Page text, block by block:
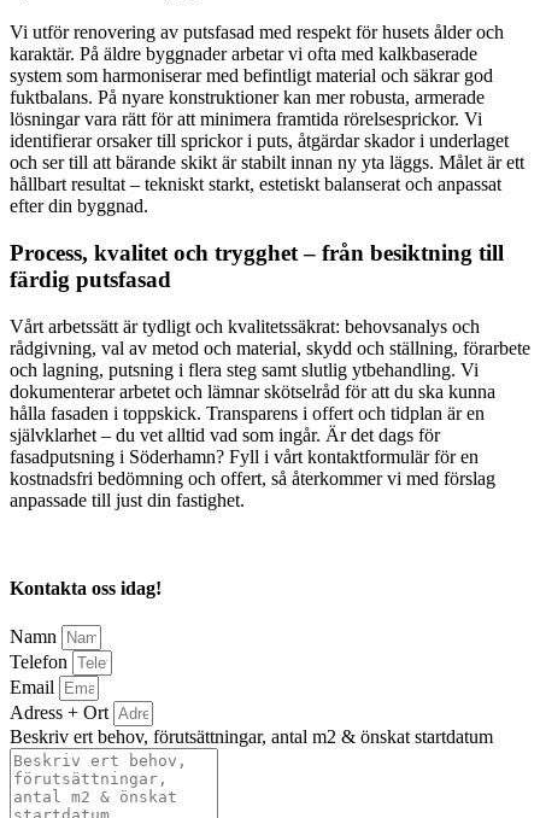
Vi utför renovering av putsfasad med respekt för husets ålder och
karaktär. På äldre byggnader arbetar vi ofta med kalkbaserade
system som harmoniserar med befintligt material och säkrar god
fuktbalans. På nyare konstruktioner kan mer robusta, armerade
lösningar vara rätt för att minimera framtida rörelsesprickor. Vi
identifierar orsaker till sprickor i puts, åtgärdar skador i underlaget
och ser till att bärande skikt är stabilt innan ny yta läggs. Målet är ett
hållbart resultat – tekniskt starkt, estetiskt balanserat och anpassat
efter din byggnad.
Process, kvalitet och trygghet – från besiktning till
färdig putsfasad
Vårt arbetssätt är tydligt och kvalitetssäkrat: behovsanalys och
rådgivning, val av metod och material, skydd och ställning, förarbete
och lagning, putsning i flera steg samt slutlig ytbehandling. Vi
dokumenterar arbetet och lämnar skötselråd för att du ska kunna
hålla fasaden i toppskick. Transparens i offert och tidplan är en
självklarhet – du vet alltid vad som ingår. Är det dags för
fasadputsning i Söderhamn? Fyll i vårt kontaktformulär för en
kostnadsfri bedömning och offert, så återkommer vi med förslag
anpassade till just din fastighet.
Kontakta oss idag!
Namn
Telefon
Email
Adress + Ort
Beskriv ert behov, förutsättningar, antal m2 & önskat startdatum